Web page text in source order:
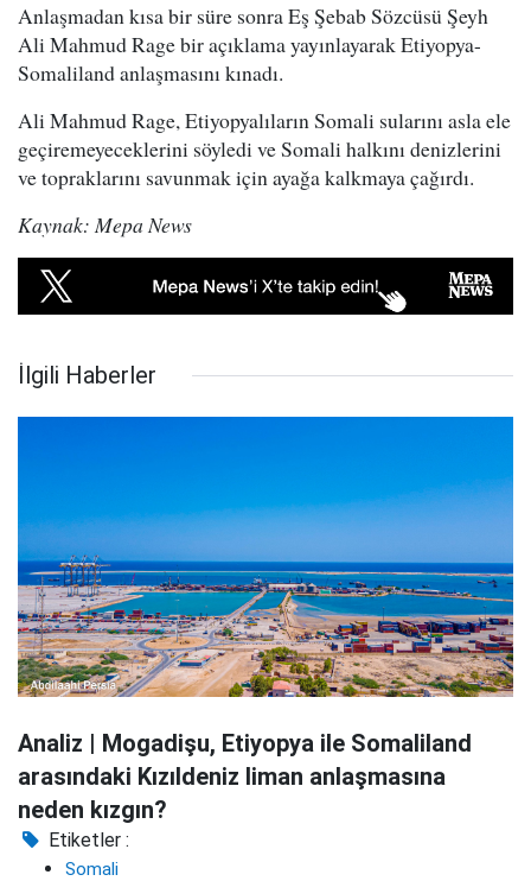
Anlaşmadan kısa bir süre sonra Eş Şebab Sözcüsü Şeyh
Ali Mahmud Rage bir açıklama yayınlayarak Etiyopya-
Somaliland anlaşmasını kınadı.
Ali Mahmud Rage, Etiyopyalıların Somali sularını asla ele
geçiremeyeceklerini söyledi ve Somali halkını denizlerini
ve topraklarını savunmak için ayağa kalkmaya çağırdı.
Kaynak: Mepa News
İlgili Haberler
Analiz | Mogadişu, Etiyopya ile Somaliland
arasındaki Kızıldeniz liman anlaşmasına
neden kızgın?
Etiketler :
Somali